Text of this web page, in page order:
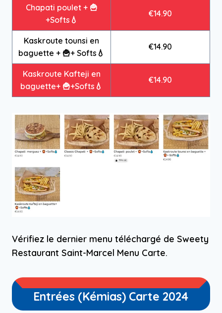
Chapati poulet + 🍟
+Softs💧
€14.90
Kaskroute tounsi en
baguette + 🍟+ Softs💧
€14.90
Kaskroute Kafteji en
baguette+ 🍟+Softs💧
€14.90
Vérifiez le dernier menu téléchargé de Sweety
Restaurant Saint-Marcel Menu Carte.
Entrées (Kémias) Carte 2024